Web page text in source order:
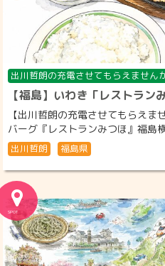
出川哲朗の充電させてもらえません
【福島】いわき「レストラン
【出川哲朗の充電させてもらえ
バーグ『レストランみつほ』福島
出川哲朗 福島県